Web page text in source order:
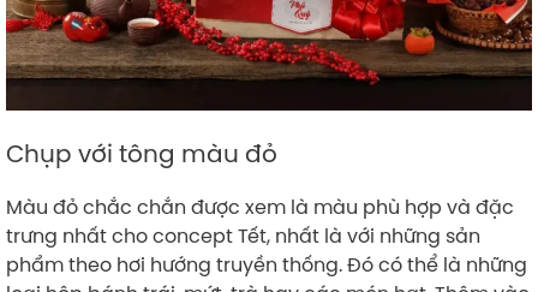
Chụp với tông màu đỏ
Màu đỏ chắc chắn được xem là màu phù hợp và đặc
trưng nhất cho concept Tết, nhất là với những sản
phẩm theo hơi hướng truyền thống. Đó có thể là những